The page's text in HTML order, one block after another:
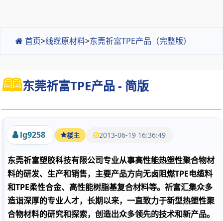
首页>线缆原材料>东莞祈富TPE产品（完整版）
东莞祈富TPE产品 - 简版
lg9258 楼主 2013-06-19 16:36:49
东莞祈富塑胶科技有限公司专业从事高性能热塑性聚合物材
料的研发、生产和销售，主要产品方向无卤阻燃TPE电缆料
和TPE柔性合金、高性能树脂基复合材料等。祈富汇集众多
造诣深厚的专业人才，长期以来，一直致力于新型热塑性聚
合物材料的研究和探索，创造出众多领先的技术和新产品。